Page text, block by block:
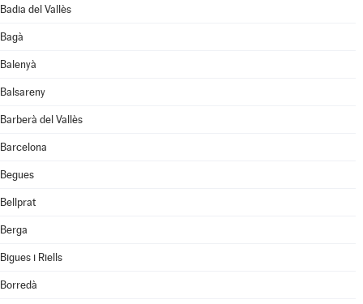
Badia del Vallès
Bagà
Balenyà
Balsareny
Barberà del Vallès
Barcelona
Begues
Bellprat
Berga
Bigues i Riells
Borredà